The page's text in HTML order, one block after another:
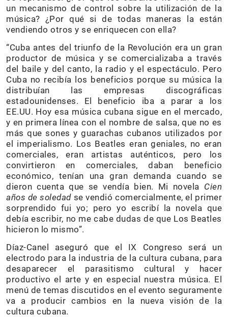
un mecanismo de control sobre la utilización de la
música? ¿Por qué si de todas maneras la están
vendiendo otros y se enriquecen con ella?
“Cuba antes del triunfo de la Revolución era un gran
productor de música y se comercializaba a través
del baile y del canto, la radio y el espectáculo. Pero
Cuba no recibía los beneficios porque su música la
distribuían las empresas discográficas
estadounidenses. El beneficio iba a parar a los
EE.UU. Hoy esa música cubana sigue en el mercado,
y en primera línea con el nombre de salsa, que no es
más que sones y guarachas cubanos utilizados por
el imperialismo. Los Beatles eran geniales, no eran
comerciales, eran artistas auténticos, pero los
convirtieron en comerciales, daban beneficio
económico, tenían una gran demanda cuando se
dieron cuenta que se vendía bien. Mi novela Cien
años de soledadse vendió comercialmente, el primer
sorprendido fui yo; pero yo escribí la novela que
debía escribir, no me cabe dudas de que Los Beatles
hicieron lo mismo”.
Díaz-Canel aseguró que el IX Congreso será un
electrodo para la industria de la cultura cubana, para
desaparecer el parasitismo cultural y hacer
productivo el arte y en especial nuestra música. El
menú de temas discutidos en el evento seguramente
va a producir cambios en la nueva visión de la
cultura cubana.